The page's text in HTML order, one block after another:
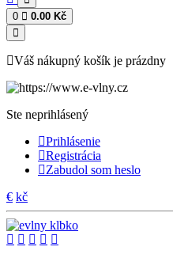
0 0.00 Kč
Váš nákupný košík je prázdny
Ste neprihlásený
Prihlásenie
Registrácia
Zabudol som heslo
€ kč